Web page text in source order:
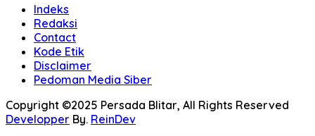
Indeks
Redaksi
Contact
Kode Etik
Disclaimer
Pedoman Media Siber
Copyright ©2025 Persada Blitar, All Rights Reserved
Developper By. ReinDev